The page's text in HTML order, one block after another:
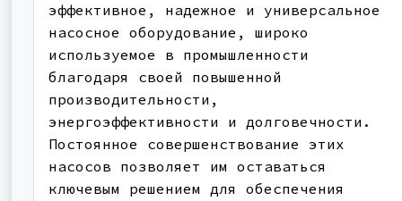
эффективное, надежное и универсальное
насосное оборудование, широко
используемое в промышленности
благодаря своей повышенной
производительности,
энергоэффективности и долговечности.
Постоянное совершенствование этих
насосов позволяет им оставаться
ключевым решением для обеспечения